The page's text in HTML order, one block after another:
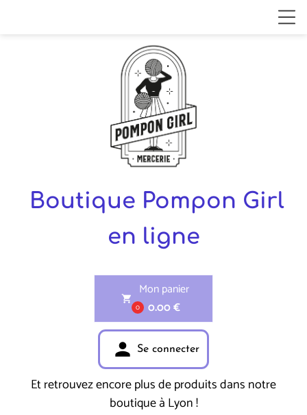
Boutique Pompon Girl
en ligne
shopping_cart
0
Mon panier
0.00 €
person Se connecter
Et retrouvez encore plus de produits dans notre
boutique à Lyon !